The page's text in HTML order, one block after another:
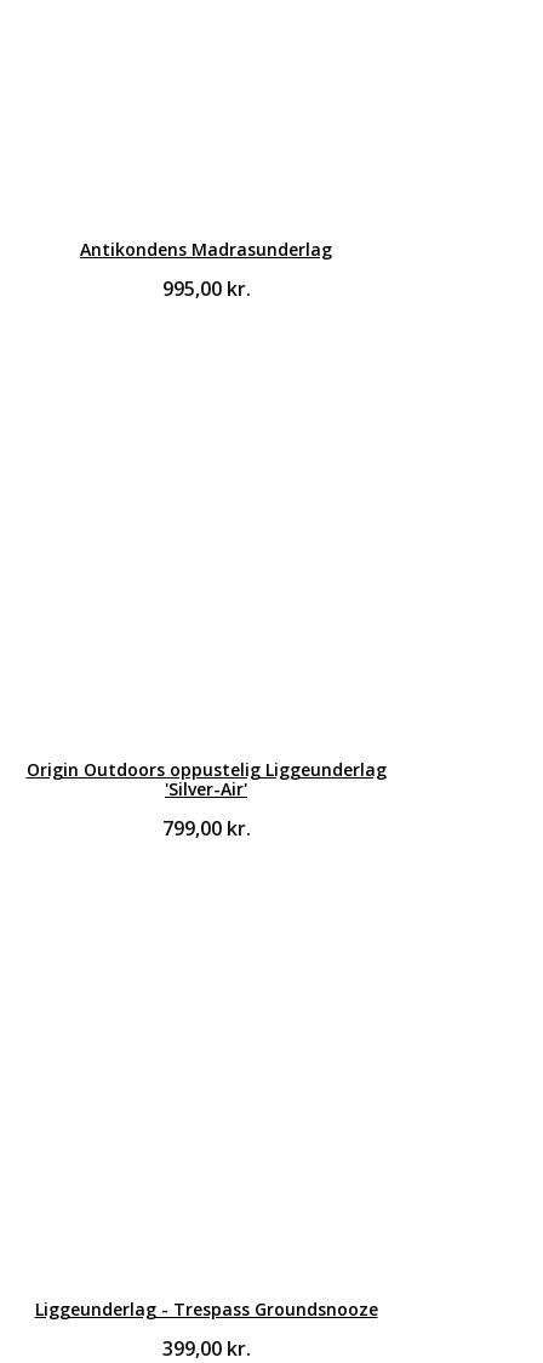
Antikondens Madrasunderlag
995,00 kr.
Origin Outdoors oppustelig Liggeunderlag
'Silver-Air'
799,00 kr.
Liggeunderlag - Trespass Groundsnooze
399,00 kr.